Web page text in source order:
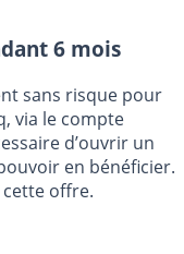
6 mois
sans risque pour
via le compte
d’ouvrir un
offre.